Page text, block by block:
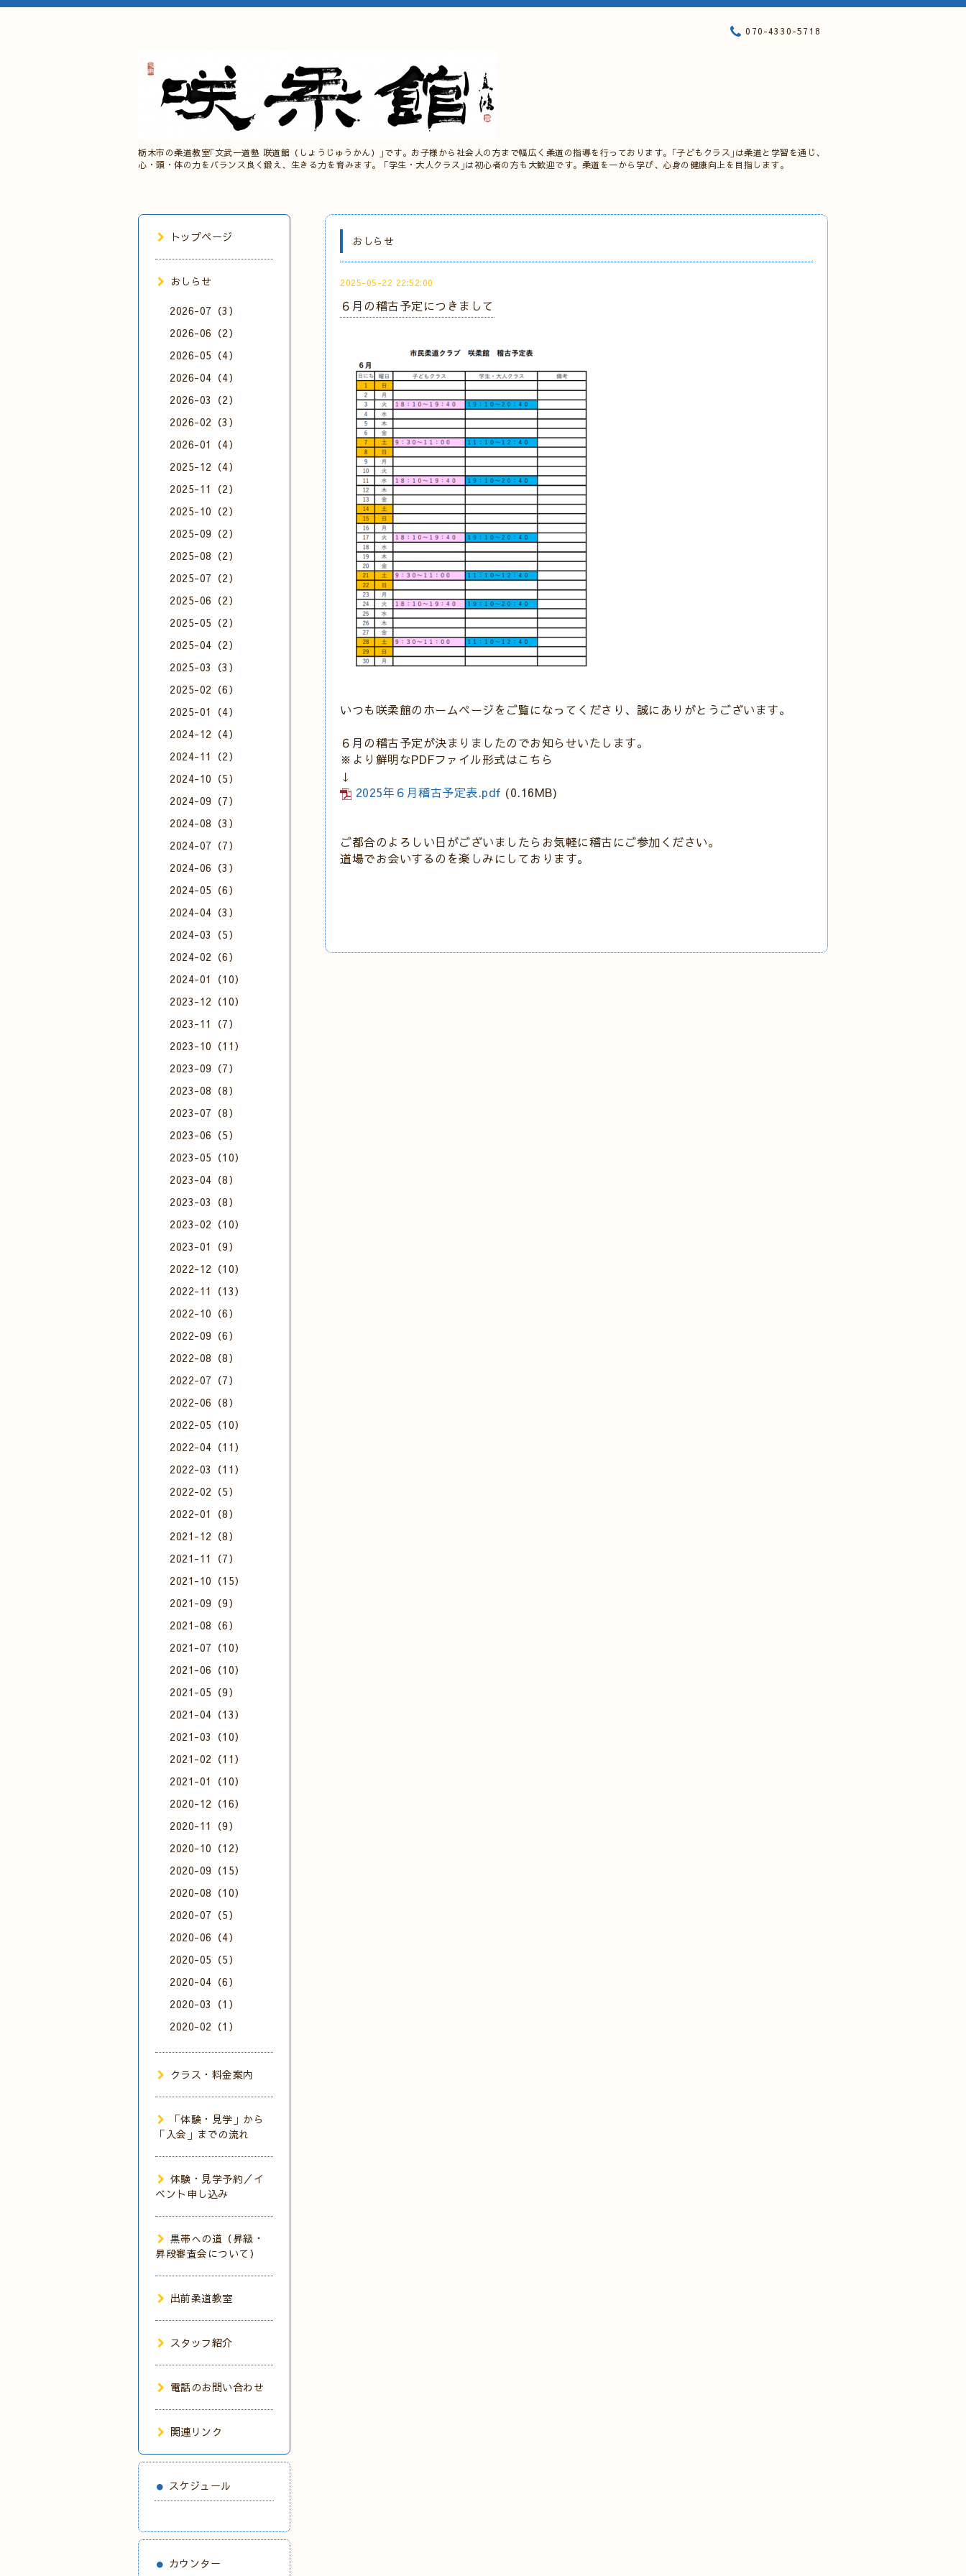
栃木市の柔道教室｢文武一道塾 咲道館（しょうじゅうかん）｣です。お子様から社会人の方まで幅広く柔道の指導を行っております。｢子どもクラス｣は柔道と学習を通じ、
心・頭・体の力をバランス良く鍛え、生きる力を育みます。 ｢学生・大人クラス｣は初心者の方も大歓迎です。柔道を一から学び、心身の健康向上を目指します。
070-4330-5718
おしらせ
2025-05-22 22:52:00
６月の稽古予定につきまして
いつも咲柔館のホームページをご覧になってくださり、誠にありがとうございます。
６月の稽古予定が決まりましたのでお知らせいたします。
※より鮮明なPDFファイル形式はこちら
↓
2025年６月稽古予定表.pdf (0.16MB)
ご都合のよろしい日がございましたらお気軽に稽古にご参加ください。
道場でお会いするのを楽しみにしております。
トップページ
おしらせ
2026-07（3）
2026-06（2）
2026-05（4）
2026-04（4）
2026-03（2）
2026-02（3）
2026-01（4）
2025-12（4）
2025-11（2）
2025-10（2）
2025-09（2）
2025-08（2）
2025-07（2）
2025-06（2）
2025-05（2）
2025-04（2）
2025-03（3）
2025-02（6）
2025-01（4）
2024-12（4）
2024-11（2）
2024-10（5）
2024-09（7）
2024-08（3）
2024-07（7）
2024-06（3）
2024-05（6）
2024-04（3）
2024-03（5）
2024-02（6）
2024-01（10）
2023-12（10）
2023-11（7）
2023-10（11）
2023-09（7）
2023-08（8）
2023-07（8）
2023-06（5）
2023-05（10）
2023-04（8）
2023-03（8）
2023-02（10）
2023-01（9）
2022-12（10）
2022-11（13）
2022-10（6）
2022-09（6）
2022-08（8）
2022-07（7）
2022-06（8）
2022-05（10）
2022-04（11）
2022-03（11）
2022-02（5）
2022-01（8）
2021-12（8）
2021-11（7）
2021-10（15）
2021-09（9）
2021-08（6）
2021-07（10）
2021-06（10）
2021-05（9）
2021-04（13）
2021-03（10）
2021-02（11）
2021-01（10）
2020-12（16）
2020-11（9）
2020-10（12）
2020-09（15）
2020-08（10）
2020-07（5）
2020-06（4）
2020-05（5）
2020-04（6）
2020-03（1）
2020-02（1）
クラス・料金案内
「体験・見学」から
「入会」までの流れ
体験・見学予約／イ
ベント申し込み
黒帯への道（昇級・
昇段審査会について）
出前柔道教室
スタッフ紹介
電話のお問い合わせ
関連リンク
スケジュール
カウンター